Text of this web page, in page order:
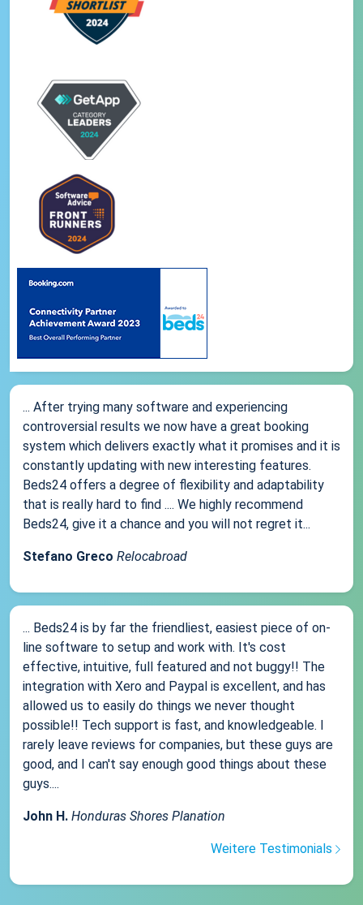
... After trying many software and experiencing
controversial results we now have a great booking
system which delivers exactly what it promises and it is
constantly updating with new interesting features.
Beds24 offers a degree of flexibility and adaptability
that is really hard to find .... We highly recommend
Beds24, give it a chance and you will not regret it...
Stefano Greco Relocabroad
... Beds24 is by far the friendliest, easiest piece of on-
line software to setup and work with. It's cost
effective, intuitive, full featured and not buggy!! The
integration with Xero and Paypal is excellent, and has
allowed us to easily do things we never thought
possible!! Tech support is fast, and knowledgeable. I
rarely leave reviews for companies, but these guys are
good, and I can't say enough good things about these
guys....
John H. Honduras Shores Planation
Weitere Testimonials